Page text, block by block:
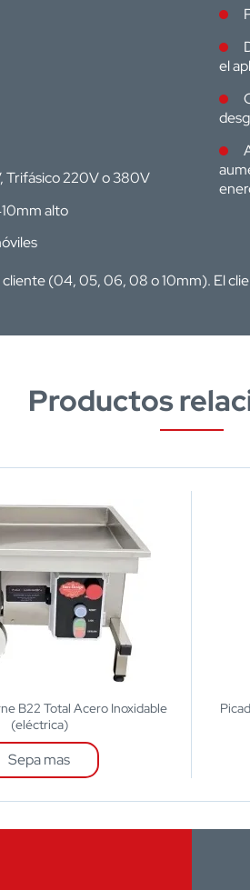
Trifásico 220V o 380V
alto
el
(04, 05, 06, 08 o 10mm). El
Productos
B22 Total Acero Inoxidable
(eléctrica)
Sepa mas